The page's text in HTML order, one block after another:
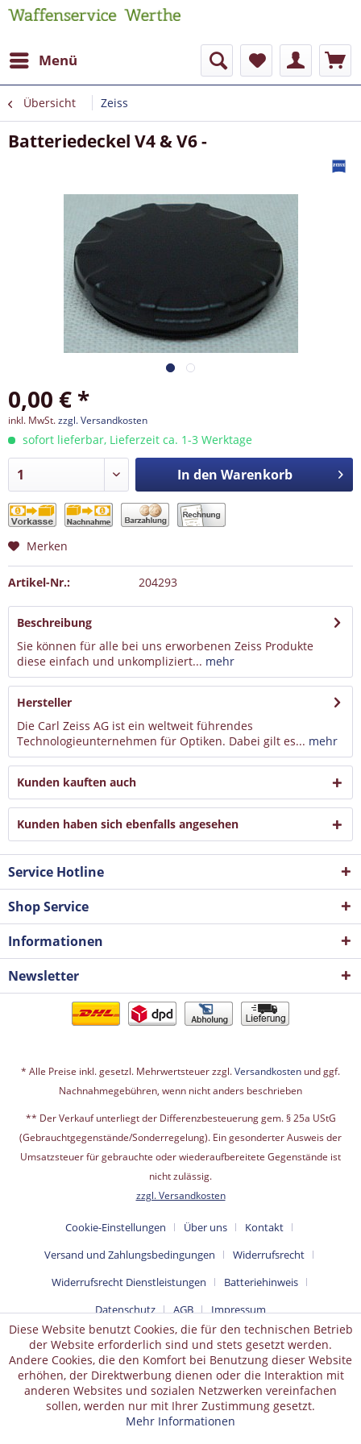
Menü
Übersicht Zeiss
Batteriedeckel V4 & V6 -
0,00 € *
inkl. MwSt.zzgl. Versandkosten
sofort lieferbar, Lieferzeit ca. 1-3 Werktage
In den Warenkorb
Merken
Artikel-Nr.: 204293
Beschreibung
Sie können für alle bei uns erworbenen Zeiss Produkte
diese einfach und unkompliziert... mehr
Hersteller
Die Carl Zeiss AG ist ein weltweit führendes
Technologieunternehmen für Optiken. Dabei gilt es... mehr
Kunden kauften auch
Kunden haben sich ebenfalls angesehen
Service Hotline
Shop Service
Informationen
Newsletter
* Alle Preise inkl. gesetzl. Mehrwertsteuer zzgl.Versandkosten und ggf.
Nachnahmegebühren, wenn nicht anders beschrieben
** Der Verkauf unterliegt der Differenzbesteuerung gem. § 25a UStG
(Gebrauchtgegenstände/Sonderregelung). Ein gesonderter Ausweis der
Umsatzsteuer für gebrauchte oder wiederaufbereitete Gegenstände ist
nicht zulässig.
zzgl. Versandkosten
Cookie-Einstellungen Über uns
Kontakt
Versand und Zahlungsbedingungen
Widerrufsrecht
Widerrufsrecht Dienstleistungen
Batteriehinweis
Datenschutz
AGB Impressum
Diese Website benutzt Cookies, die für den technischen Betrieb
der Website erforderlich sind und stets gesetzt werden.
Andere Cookies, die den Komfort bei Benutzung dieser Website
erhöhen, der Direktwerbung dienen oder die Interaktion mit
anderen Websites und sozialen Netzwerken vereinfachen
sollen, werden nur mit Ihrer Zustimmung gesetzt.
Mehr Informationen